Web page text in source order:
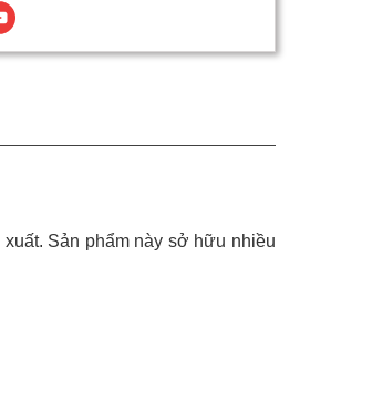
Sản phẩm này sở hữu nhiều